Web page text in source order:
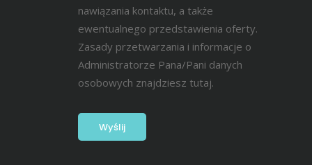
nawiązania kontaktu, a także
ewentualnego przedstawienia oferty.
Zasady przetwarzania i informacje o
Administratorze Pana/Pani danych
osobowych znajdziesz tutaj.